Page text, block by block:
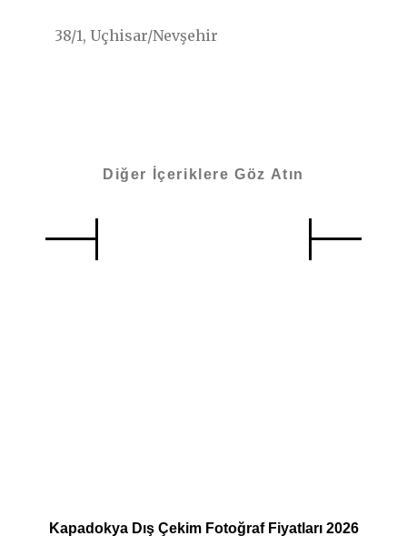
38/1, Uçhisar/Nevşehir
Diğer İçeriklere Göz Atın
Kapadokya Dış Çekim Fotoğraf Fiyatları 2026